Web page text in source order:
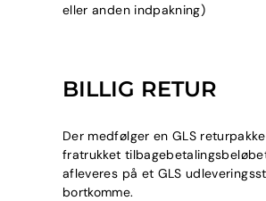
eller anden indpakning)
BILLIG RETUR
Der medfølger en GLS
fratrukket
afleveres på et GLS
bortkomme.